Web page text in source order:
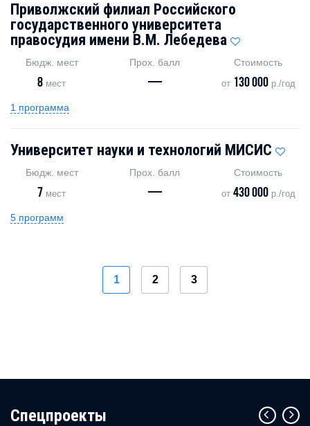
Приволжский филиал Российского
государственного университета
правосудия имени В.М. Лебедева
Бюдж. мест
8 мест
Прох. балл
—
Стоимость
от 130 000р./год
1 программа
Университет науки и технологий МИСИС
Бюдж. мест
7 мест
Прох. балл
—
Стоимость
от 430 000р./год
5 программ
1 2 3
Cпецпроекты